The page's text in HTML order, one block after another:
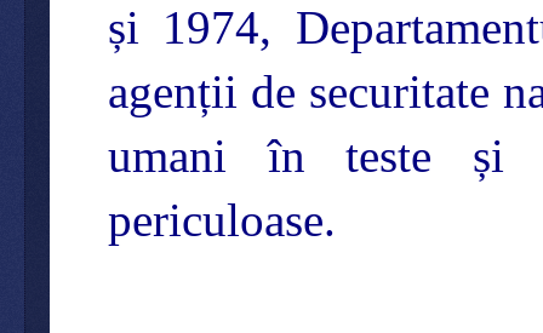
și 1974,
agenții de securitate
umani în teste și
periculoase.